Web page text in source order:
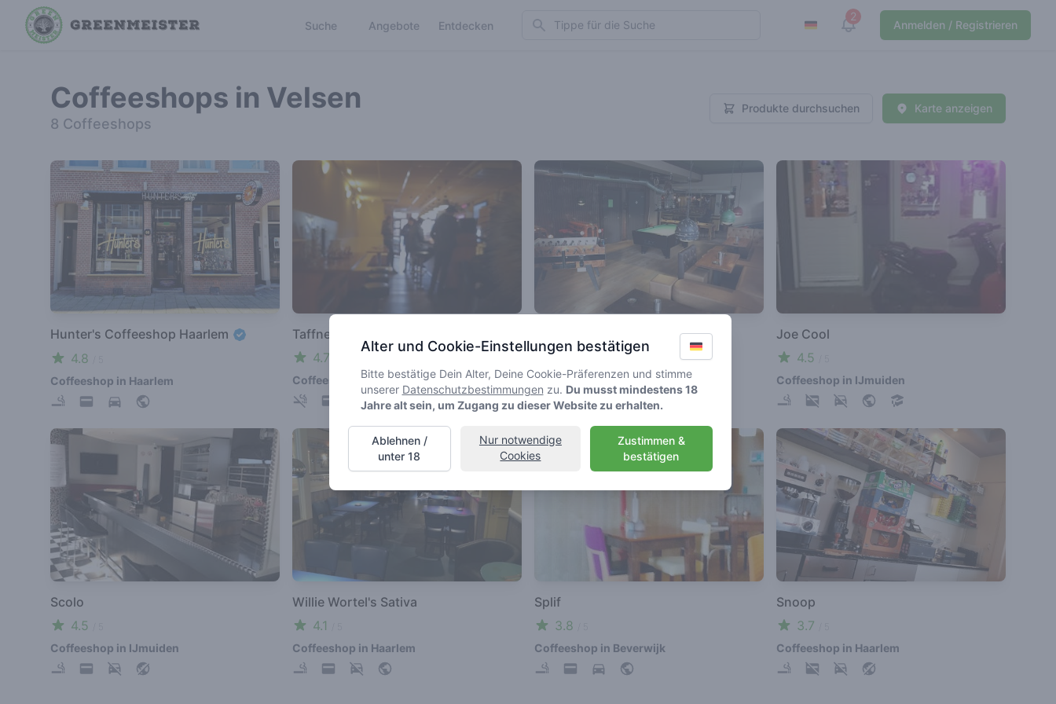
Suche Angebote Entdecken Search 2
View notifications
Anmelden / Registrieren
Coffeeshops in Velsen
8 Coffeeshops
Produkte durchsuchen Karte anzeigen
Hunter's Coffeeshop Haarlem
4.8
Coffeeshop in Haarlem
Taffne
4.7
Coffeeshop in Beverwijk
4.6
Coffeeshop in Haarlem
Joe Cool
4.5
Coffeeshop in IJmuiden
Scolo
4.5
Coffeeshop in IJmuiden
Willie Wortel's Sativa
4.1
Coffeeshop in Haarlem
Splif
3.8
Coffeeshop in Beverwijk
Snoop
3.7
Coffeeshop in Haarlem
Alter und Cookie-Einstellungen bestätigen
Bitte bestätige Dein Alter, Deine Cookie-Präferenzen und stimme
unserer Datenschutzbestimmungen zu. Du musst mindestens 18
Jahre alt sein, um Zugang zu dieser Website zu erhalten.
Zustimmen &
bestätigen
Nur notwendige
Cookies
Ablehnen /
unter 18